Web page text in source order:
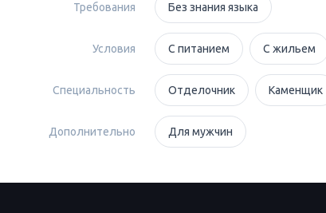
Требования Без знания языка
Условия С питанием С жильем
Специальность Отделочник Каменщик
Дополнительно Для мужчин